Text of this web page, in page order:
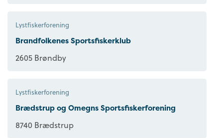
Lystfiskerforening
Brandfolkenes Sportsfiskerklub
2605 Brøndby
Lystfiskerforening
Brædstrup og Omegns Sportsfiskerforening
8740 Brædstrup